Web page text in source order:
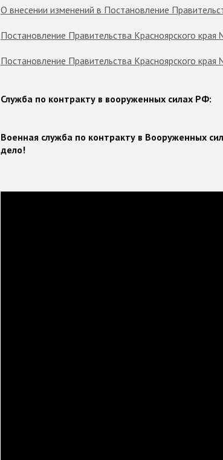
О внесении изменений в Постановление
Постановление Правительства Красноярского
Постановление Правительства Красноярского
Служба по контракту в вооруженных силах РФ:
Военная служба по контракту в Вооруженных
дело!